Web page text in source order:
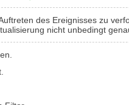
des Ereignisses zu
nicht unbedingt